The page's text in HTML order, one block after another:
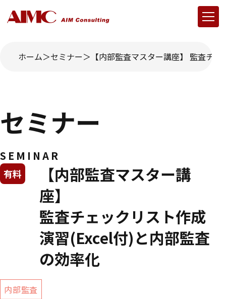
ホーム セミナー 【内部監査マスター講座】 監査チ
セミナー
SEMINAR
【内部監査マスター講
座】
監査チェックリスト作成
演習(Excel付)と内部監査
の効率化
有料
内部監査